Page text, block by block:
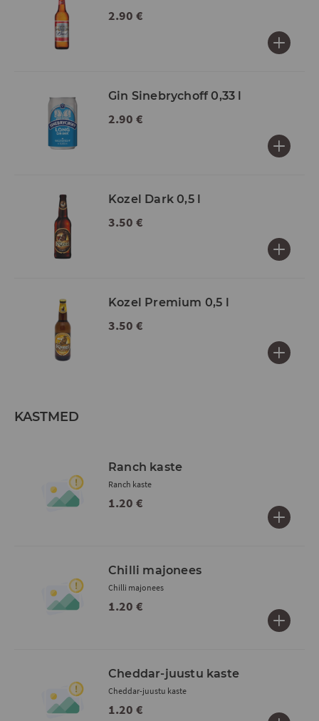
2.90 €
Gin Sinebrychoff 0,33 l
2.90 €
Kozel Dark 0,5 l
3.50 €
Kozel Premium 0,5 l
3.50 €
KASTMED
Ranch kaste
1.20 €
Ranch kaste
Chilli majonees
1.20 €
Chilli majonees
Cheddar-juustu kaste
1.20 €
Cheddar-juustu kaste